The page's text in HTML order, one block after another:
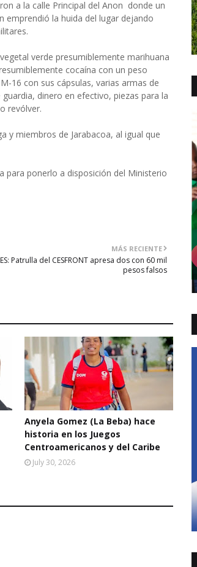
a la calle Principal del Anon donde un
emprendió la huida del lugar dejando
verde presumiblemente marihuana
cocaína con un peso
16 con sus cápsulas, varias armas de
dinero en efectivo, piezas para la
revólver.
y miembros de Jarabacoa, al igual que
para ponerlo a disposición del Ministerio
MÁS RECIENTE
Patrulla del CESFRONT apresa dos con 60 mil
pesos falsos
Anyela Gomez (La Beba) hace
historia en los Juegos
Centroamericanos y del Caribe
July 30, 2026